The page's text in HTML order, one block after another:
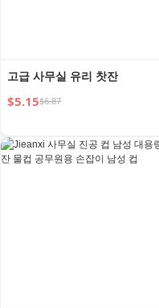
고급 사무실 유리 찻잔
$5.15$6.87